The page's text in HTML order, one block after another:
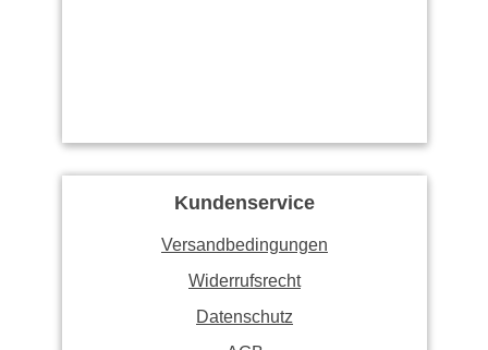
Kundenservice
Versandbedingungen
Widerrufsrecht
Datenschutz